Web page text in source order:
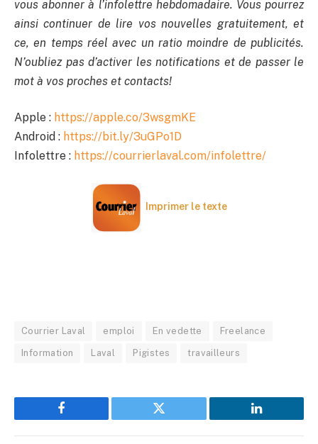
vous abonner à l’infolettre hebdomadaire. Vous pourrez
ainsi continuer de lire vos nouvelles gratuitement, et
ce, en temps réel avec un ratio moindre de publicités.
N’oubliez pas d’activer les notifications et de passer le
mot à vos proches et contacts!
Apple : https://apple.co/3wsgmKE
Android : https://bit.ly/3uGPo1D
Infolettre : https://courrierlaval.com/infolettre/
Imprimer le texte
Courrier Laval emploi En vedette Freelance
Information Laval Pigistes travailleurs
Facebook Twitter LinkedIn